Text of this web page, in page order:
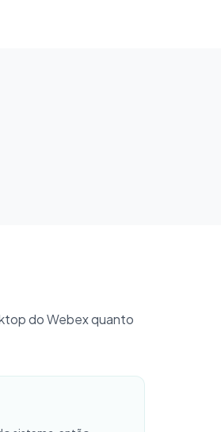
do Webex quanto